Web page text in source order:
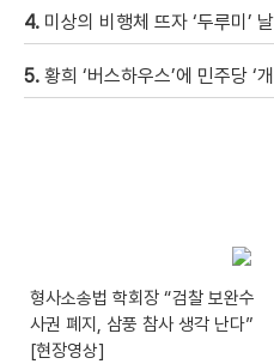
4. 미상의 비행체 뜨자 ‘두루미’
5. 황희 ‘버스하우스’에 민주당 ‘개인
형사소송법 학회장 “검찰 보완수
사권 폐지, 삼풍 참사 생각 난다”
[현장영상]